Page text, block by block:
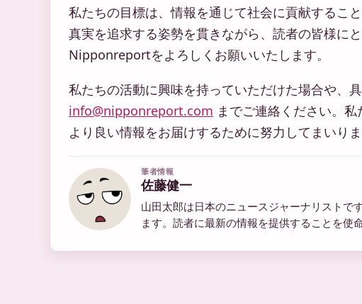
私たちの目標は、情報を通じて社会に貢献するこ
真実を追求する姿勢を貫きながら、読者の皆様に
Nipponreportをよろしくお願いいたします。
私たちの活動に興味を持っていただけた場合や、
info@nipponreport.com までご連絡ください。私
より良い情報をお届けするために努力してまいりま
筆者情報
佐藤健一
山田太郎は日本のニュースジャーナリストで
ます。読者に最新の情報を提供することを使